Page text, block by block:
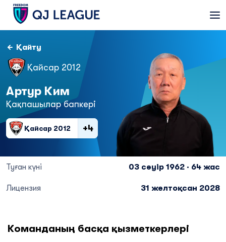
Қайту
Қайсар 2012
Артур Ким
Қақпашылар бапкері
Қайсар 2012 +4
Туған күні 03 сәуір 1962 · 64 жас
Лицензия 31 желтоқсан 2028
Команданың басқа қызметкерлері